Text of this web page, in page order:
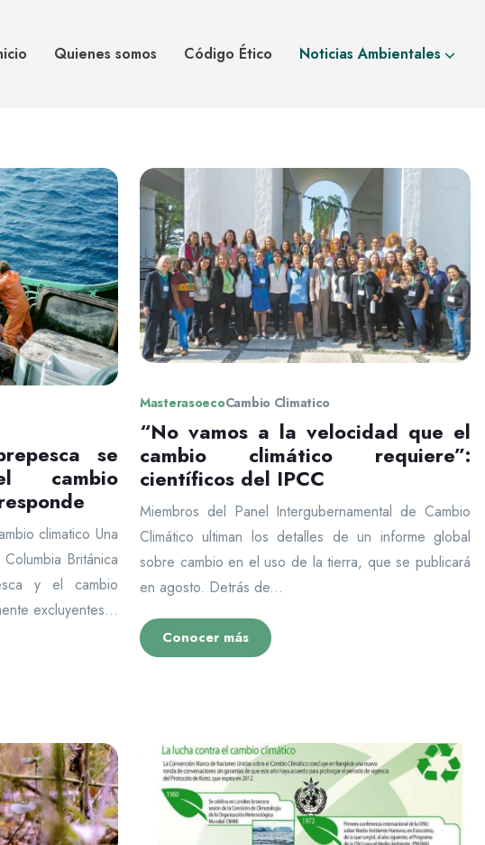
Quienes somos Código Ético Noticias Ambientales
se
cambio
climatico Una
Británica
y el cambio
excluyentes...
MasterasoecoCambio Climatico
“No vamos a la velocidad que el
cambio climático requiere”:
científicos del IPCC
Miembros del Panel Intergubernamental de Cambio
Climático ultiman los detalles de un informe global
sobre cambio en el uso de la tierra, que se publicará
en agosto. Detrás de...
Conocer más